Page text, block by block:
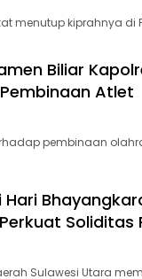
menutup kiprahnya di
Biliar
Atlet
pembinaan
Soliditas
Sulawesi Utara